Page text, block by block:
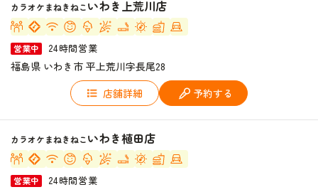
カラオケまねきねこいわき上荒川店
営業中 24時間営業
福島県 いわき市 平上荒川字長尾28
店舗詳細
予約する
カラオケまねきねこいわき植田店
営業中 24時間営業